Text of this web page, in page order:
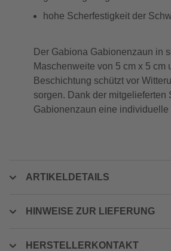
hohe Scherfestigkeit der
Der Gabiona Gabionenzaun in
Maschenweite von 5 cm x 5
Beschichtung schützt vor
sorgen. Dank der mitgelieferten
Gabionenzaun eine
ARTIKELDETAILS
HINWEISE ZUR LIEFERUNG
HERSTELLERKONTAKT